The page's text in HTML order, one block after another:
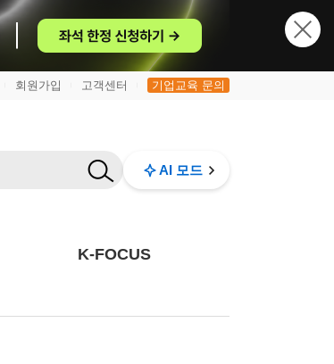
회원가입 고객센터 기업교육 문의
AI 모드
K-FOCUS